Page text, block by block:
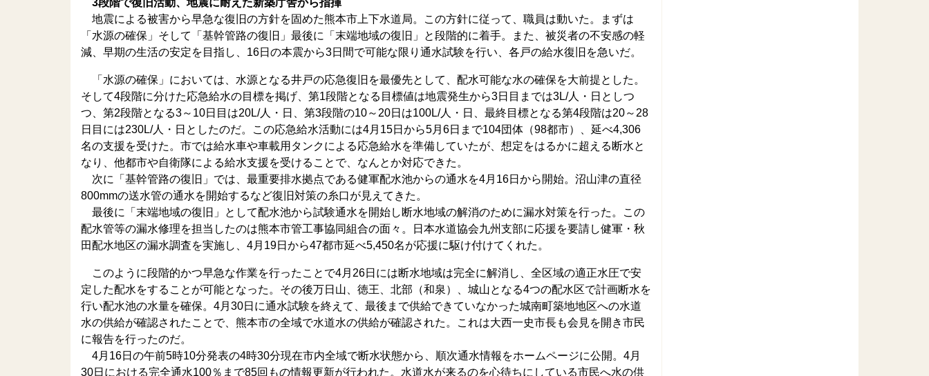
地震による被害から早急な復旧の方針を固めた熊本市上下水道局。この方針に従って、職員は動いた。まずは
「水源の確保」そして「基幹管路の復旧」最後に「末端地域の復旧」と段階的に着手。また、被災者の不安感の軽
減、早期の生活の安定を目指し、16日の本震から3日間で可能な限り通水試験を行い、各戸の給水復旧を急いだ。
「水源の確保」においては、水源となる井戸の応急復旧を最優先として、配水可能な水の確保を大前提とした。
そして4段階に分けた応急給水の目標を掲げ、第1段階となる目標値は地震発生から3日目までは3L/人・日としつ
つ、第2段階となる3～10日目は20L/人・日、第3段階の10～20日は100L/人・日、最終目標となる第4段階は20～28
日目には230L/人・日としたのだ。この応急給水活動には4月15日から5月6日まで104団体（98都市）、延べ4,306
名の支援を受けた。市では給水車や車載用タンクによる応急給水を準備していたが、想定をはるかに超える断水と
なり、他都市や自衛隊による給水支援を受けることで、なんとか対応できた。
次に「基幹管路の復旧」では、最重要排水拠点である健軍配水池からの通水を4月16日から開始。沼山津の直径
800mmの送水管の通水を開始するなど復旧対策の糸口が見えてきた。
最後に「末端地域の復旧」として配水池から試験通水を開始し断水地域の解消のために漏水対策を行った。この
配水管等の漏水修理を担当したのは熊本市管工事協同組合の面々。日本水道協会九州支部に応援を要請し健軍・秋
田配水地区の漏水調査を実施し、4月19日から47都市延べ5,450名が応援に駆け付けてくれた。
このように段階的かつ早急な作業を行ったことで4月26日には断水地域は完全に解消し、全区域の適正水圧で安
定した配水をすることが可能となった。その後万日山、徳王、北部（和泉）、城山となる4つの配水区で計画断水を
行い配水池の水量を確保。4月30日に通水試験を終えて、最後まで供給できていなかった城南町築地地区への水道
水の供給が確認されたことで、熊本市の全域で水道水の供給が確認された。これは大西一史市長も会見を開き市民
に報告を行ったのだ。
4月16日の午前5時10分発表の4時30分現在市内全域で断水状態から、順次通水情報をホームページに公開。4月
30日における完全通水100％まで85回もの情報更新が行われた。水道水が来るのを心待ちにしている市民へ水の供